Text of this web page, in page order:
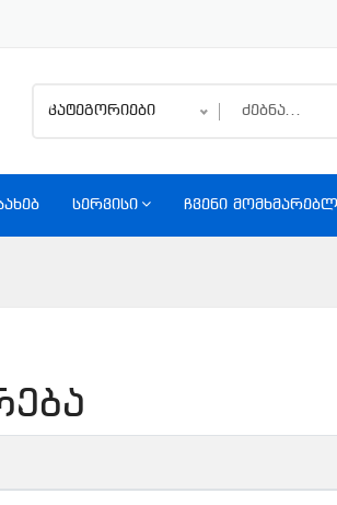
კატეგორიები
ᲡᲔᲠᲕᲘᲡᲘ ᲩᲕᲔᲜᲘ